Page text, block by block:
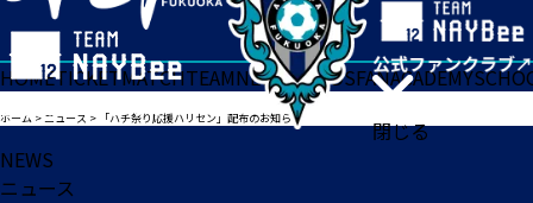
閉じる
HOMETICKETMATCHTEAMNEWSGOODSFANACADEMY
ホーム >ニュース > 「ハチ祭り応援ハリセン」配布のお知らせ
NEWS
ニュース